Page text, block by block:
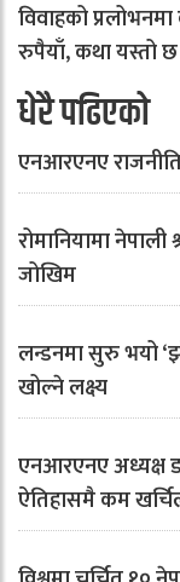
विवाहको
रुपैयाँ, कथा यस्तो छ
धेरै पढिएको
एनआरएनए
रोमानियामा
जोखिम
लन्डनमा सुरु भयो
खोल्ने लक्ष्य
एनआरएनए अध्यक्ष
ऐतिहासमै कम